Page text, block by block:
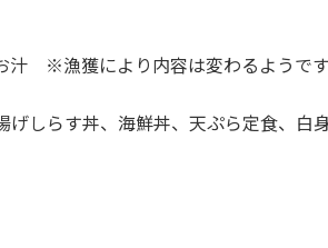
※漁獲により内容は変わるようです
しらす丼、海鮮丼、天ぷら定食、白